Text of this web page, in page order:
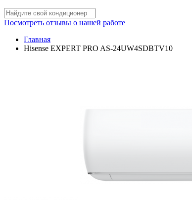
Посмотреть отзывы о нашей работе
Главная
Hisense EXPERT PRO AS-24UW4SDBTV10